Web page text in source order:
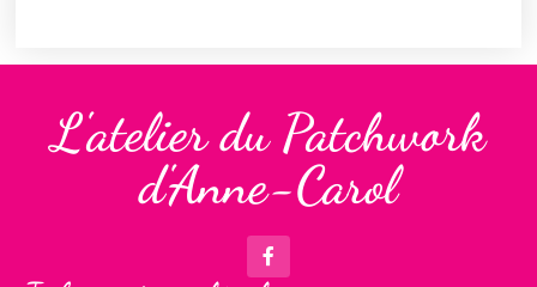
L'atelier du Patchwork
d'Anne-Carol